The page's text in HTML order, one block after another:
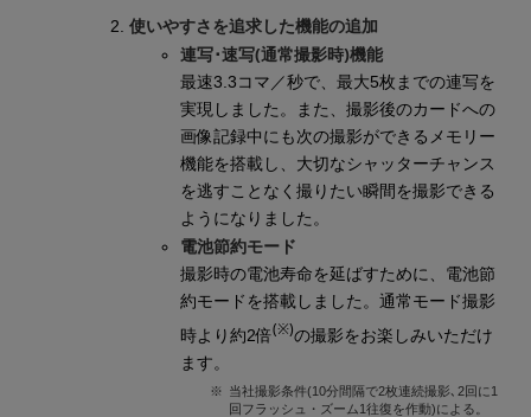
使いやすさを追求した機能の追加
連写･速写(通常撮影時)機能
最速3.3コマ／秒で、最大5枚までの連写を
実現しました。また、撮影後のカードへの
画像記録中にも次の撮影ができるメモリー
機能を搭載し、大切なシャッターチャンス
を逃すことなく撮りたい瞬間を撮影できる
ようになりました。
電池節約モード
撮影時の電池寿命を延ばすために、電池節
約モードを搭載しました。通常モード撮影
時より約2倍(※)の撮影をお楽しみいただけ
ます。
※ 当社撮影条件(10分間隔で2枚連続撮影､2回に1
回フラッシュ・ズーム1往復を作動)による。